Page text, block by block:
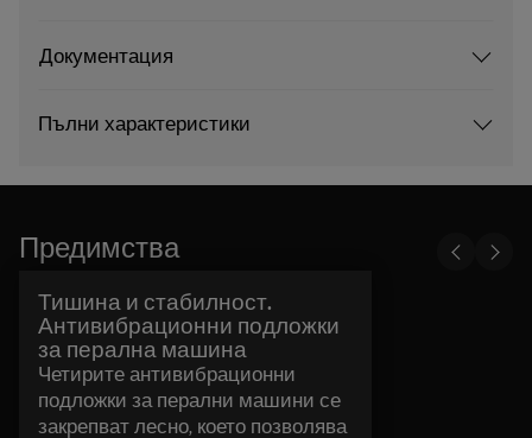
Документация
Пълни характеристики
Предимства
Тишина и стабилност.
Антивибрационни подложки
за перална машина
Четирите антивибрационни
подложки за перални машини се
закрепват лесно, което позволява